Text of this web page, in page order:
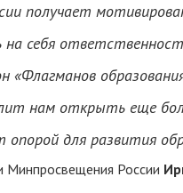
получает
себя
«Флагманов
нам открыть еще
для развития
Минпросвещения России